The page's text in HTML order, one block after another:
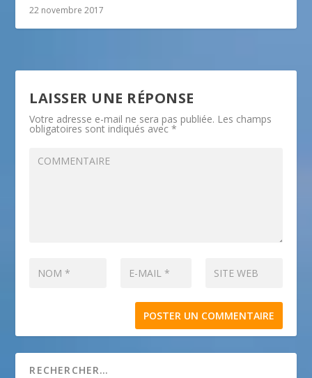
22 novembre 2017
LAISSER UNE RÉPONSE
Votre adresse e-mail ne sera pas publiée. Les champs
obligatoires sont indiqués avec*